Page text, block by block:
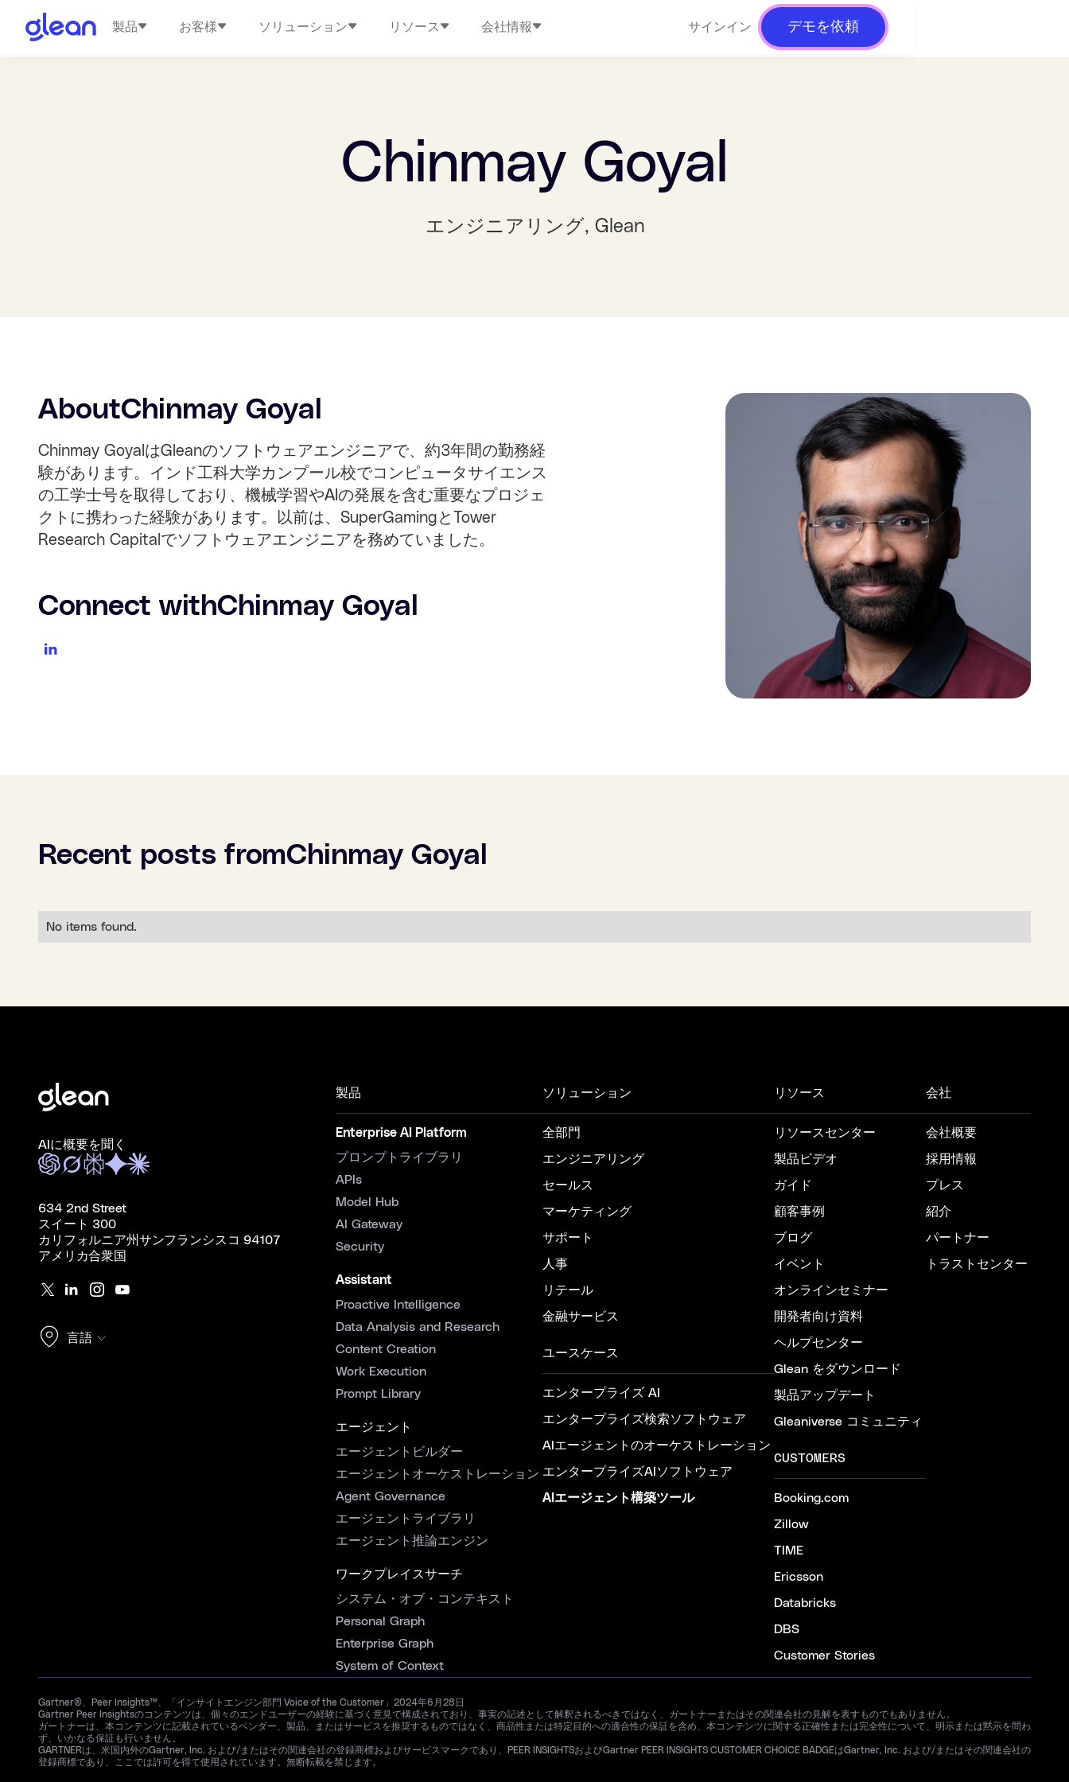
製品 お客様 ソリューション リソース 会社情報 サインイン デモを依頼
Chinmay Goyal
エンジニアリング, Glean
AboutChinmay Goyal
Chinmay GoyalはGleanのソフトウェアエンジニアで、約3年間の勤務経
験があります。インド工科大学カンプール校でコンピュータサイエンス
の工学士号を取得しており、機械学習やAIの発展を含む重要なプロジェ
クトに携わった経験があります。以前は、SuperGamingとTower
Research Capitalでソフトウェアエンジニアを務めていました。
Connect withChinmay Goyal
Recent posts fromChinmay Goyal
No items found.
AIに概要を聞く
634 2nd Street
スイート 300
カリフォルニア州サンフランシスコ 94107
アメリカ合衆国
言語
製品
Enterprise AI Platform
プロンプトライブラリ
APIs
Model Hub
AI Gateway
Security
Assistant
Proactive Intelligence
Data Analysis and Research
Content Creation
Work Execution
Prompt Library
エージェント
エージェントビルダー
エージェントオーケストレーション
Agent Governance
エージェントライブラリ
エージェント推論エンジン
ワークプレイスサーチ
システム・オブ・コンテキスト
Personal Graph
Enterprise Graph
System of Context
ソリューション
全部門
エンジニアリング
セールス
マーケティング
サポート
人事
リテール
金融サービス
ユースケース
エンタープライズ AI
エンタープライズ検索ソフトウェア
AIエージェントのオーケストレーション
エンタープライズAIソフトウェア
AIエージェント構築ツール
リソース
リソースセンター
製品ビデオ
ガイド
顧客事例
ブログ
イベント
オンラインセミナー
開発者向け資料
ヘルプセンター
Glean をダウンロード
製品アップデート
Gleaniverse コミュニティ
CUSTOMERS
Booking.com
Zillow
TIME
Ericsson
Databricks
DBS
Customer Stories
会社
会社概要
採用情報
プレス
紹介
パートナー
トラストセンター
Gartner®、Peer Insights™、「インサイトエンジン部門 Voice of the Customer」2024年6月28日
Gartner Peer Insightsのコンテンツは、個々のエンドユーザーの経験に基づく意見で構成されており、事実の記述として解釈されるべきではなく、ガートナーまたはその関連会社の見解を表すものでもありません。
ガートナーは、本コンテンツに記載されているベンダー、製品、またはサービスを推奨するものではなく、商品性または特定目的への適合性の保証を含め、本コンテンツに関する正確性または完全性について、明示または黙示を問わ
ず、いかなる保証も行いません。
GARTNERは、米国内外のGartner, Inc. および/またはその関連会社の登録商標およびサービスマークであり、PEER INSIGHTSおよびGartner PEER INSIGHTS CUSTOMER CHOICE BADGEはGartner, Inc. および/またはその関連会社の
登録商標であり、ここでは許可を得て使用されています。無断転載を禁じます。